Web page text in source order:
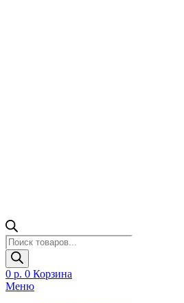
Поиск
товаров
0 р. 0 Корзина
Меню